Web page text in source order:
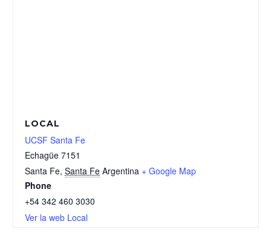
LOCAL
UCSF Santa Fe
Echagüe 7151
Santa Fe, Santa Fe Argentina + Google Map
Phone
+54 342 460 3030
Ver la web Local